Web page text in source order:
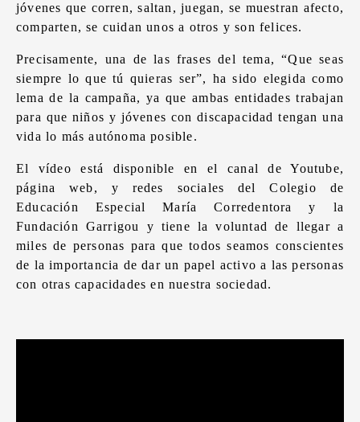
jóvenes que corren, saltan, juegan, se muestran afecto,
comparten, se cuidan unos a otros y son felices.
Precisamente, una de las frases del tema, “Que seas
siempre lo que tú quieras ser”, ha sido elegida como
lema de la campaña, ya que ambas entidades trabajan
para que niños y jóvenes con discapacidad tengan una
vida lo más autónoma posible.
El vídeo está disponible en el canal de Youtube,
página web, y redes sociales del Colegio de
Educación Especial María Corredentora y la
Fundación Garrigou y tiene la voluntad de llegar a
miles de personas para que todos seamos conscientes
de la importancia de dar un papel activo a las personas
con otras capacidades en nuestra sociedad.